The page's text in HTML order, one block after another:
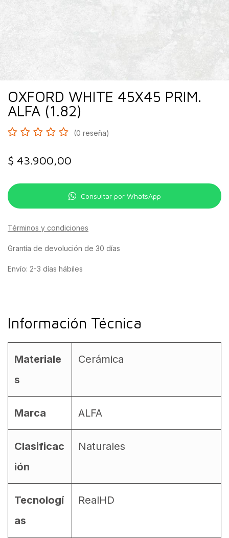
OXFORD WHITE 45X45 PRIM.
ALFA (1.82)
(0 reseña)
$ 43.900,00
Consultar por WhatsApp
Términos y condiciones
Grantía de devolución de 30 días
Envío: 2-3 días hábiles
Información Técnica
Materiale
s
Cerámica
Marca ALFA
Clasificac
ión
Naturales
Tecnologí
as
RealHD